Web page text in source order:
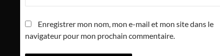
Enregistrer mon nom, mon e-mail et mon site dans le
navigateur pour mon prochain commentaire.